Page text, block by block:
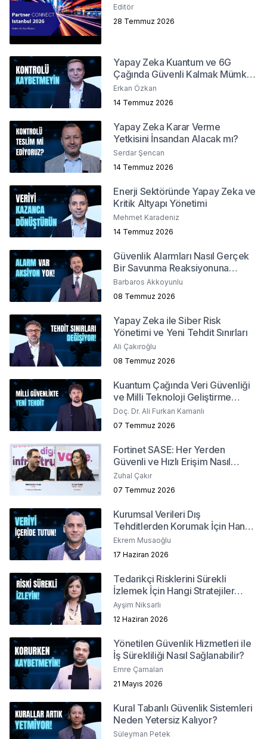
Editör
28 Temmuz 2026
Yapay Zeka Kuantum ve 6G
Çağında Güvenli Kalmak Mümkün
mü?
Erkan Özkan
14 Temmuz 2026
Yapay Zeka Karar Verme
Yetkisini İnsandan Alacak mı?
Serdar Şencan
14 Temmuz 2026
Enerji Sektöründe Yapay Zeka ve
Kritik Altyapı Yönetimi
Mehmet Karadeniz
14 Temmuz 2026
Güvenlik Alarmları Nasıl Gerçek
Bir Savunma Reaksiyonuna
Dönüşür ?
Barbaros Akkoyunlu
08 Temmuz 2026
Yapay Zeka ile Siber Risk
Yönetimi ve Yeni Tehdit Sınırları
Ali Çakıroğlu
08 Temmuz 2026
Kuantum Çağında Veri Güvenliği
ve Milli Teknoloji Geliştirme
Stratejileri
Doç. Dr. Ali Furkan Kamanlı
07 Temmuz 2026
Fortinet SASE: Her Yerden
Güvenli ve Hızlı Erişim Nasıl
Sağlanır?
Zuhal Çakır
07 Temmuz 2026
Kurumsal Verileri Dış
Tehditlerden Korumak İçin Hangi
Yöntemler İzlenmeli?
Ekrem Musaoğlu
17 Haziran 2026
Tedarikçi Risklerini Sürekli
İzlemek İçin Hangi Stratejiler
İzlenmeli?
Ayşim Niksarlı
12 Haziran 2026
Yönetilen Güvenlik Hizmetleri ile
İş Sürekliliği Nasıl Sağlanabilir?
Emre Çamalan
21 Mayıs 2026
Kural Tabanlı Güvenlik Sistemleri
Neden Yetersiz Kalıyor?
Süleyman Petek